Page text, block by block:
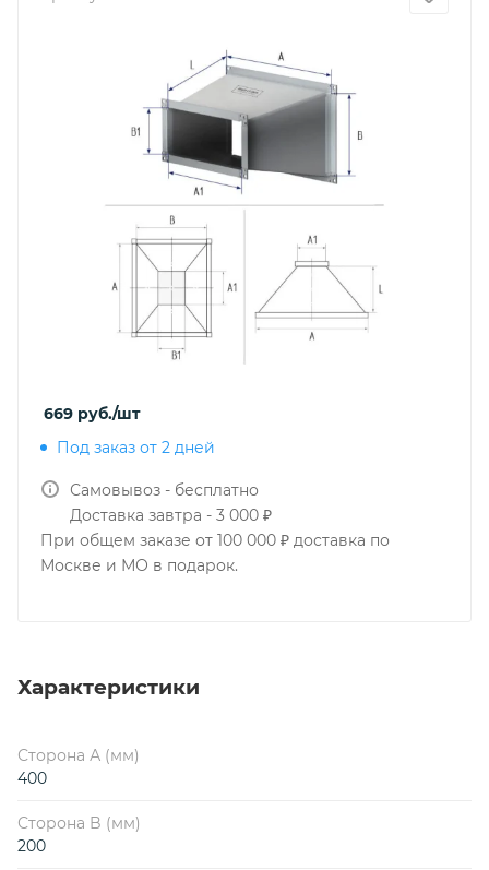
669 руб./шт
Под заказ от 2 дней
Самовывоз - бесплатно
Доставка завтра - 3 000 ₽
При общем заказе от 100 000 ₽ доставка по
Москве и МО в подарок.
Характеристики
Сторона А (мм)
400
Сторона B (мм)
200